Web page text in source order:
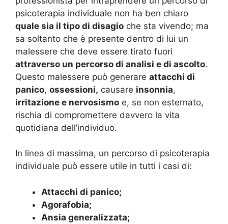
psicoterapia individuale non ha ben chiaro
quale sia il tipo di disagio che sta vivendo; ma
sa soltanto che è presente dentro di lui un
malessere che deve essere tirato fuori
attraverso un percorso di analisi e di ascolto.
Questo malessere può generare attacchi di
panico, ossessioni, causare insonnia,
irritazione e nervosismo e, se non esternato,
rischia di compromettere davvero la vita
quotidiana dell’individuo.
In linea di massima, un percorso di psicoterapia
individuale può essere utile in tutti i casi di:
Attacchi di panico;
Agorafobia;
Ansia generalizzata;